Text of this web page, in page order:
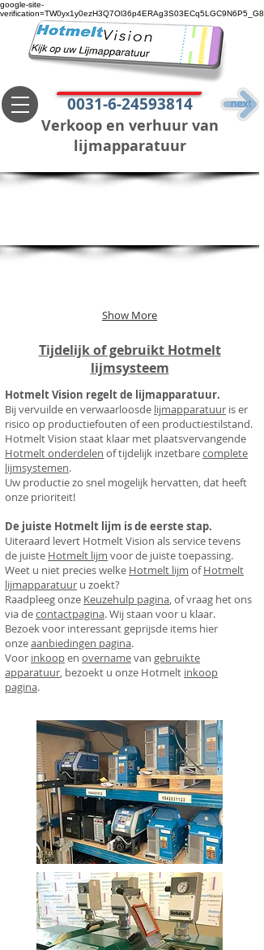
google-site-
verification=TW0yx1y0ezH3Q7Ol36p4ERAg3S03ECq5LGC9N6P5_G8
0031-6-24593814
Verkoop en verhuur van
lijmapparatuur
Show More
Tijdelijk of gebruikt Hotmelt
lijmsysteem
Hotmelt Vision regelt de lijmapparatuur.
Bij vervuilde en verwaarloosde lijmapparatuur is er
risico op productiefouten of een productiestilstand.
Hotmelt Vision staat klaar met plaatsvervangende
Hotmelt onderdelen of tijdelijk inzetbarecomplete
lijmsystemen.
Uw productie zo snel mogelijk hervatten, dat heeft
onze prioriteit!
De juiste Hotmelt lijm is de eerste stap.
Uiteraard levert Hotmelt Vision als service tevens
de juiste Hotmelt lijm voor de juiste toepassing.
Weet u niet precies welke Hotmelt lijm ofHotmelt
lijmapparatuur u zoekt?
Raadpleeg onze Keuzehulp pagina, of vraag het ons
via decontactpagina. Wij staan voor u klaar.
Bezoek voor interessant geprijsde items hier
onzeaanbiedingen pagina.
Voor inkoopen overnamevan gebruikte
apparatuur, bezoekt u onze Hotmelt inkoop
pagina.